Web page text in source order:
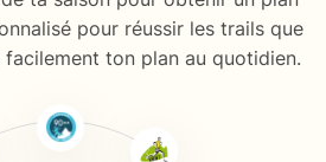
pour réussir les trails que
ton plan au quotidien.